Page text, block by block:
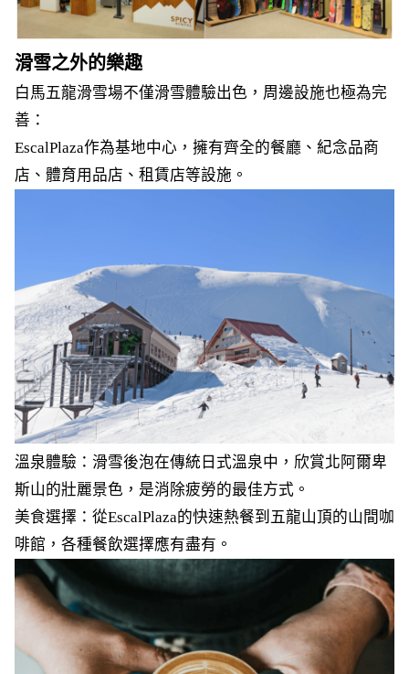
滑雪之外的樂趣
白馬五龍滑雪場不僅滑雪體驗出色，周邊設施也極為完
善：
EscalPlaza作為基地中心，擁有齊全的餐廳、紀念品商
店、體育用品店、租賃店等設施。
溫泉體驗：滑雪後泡在傳統日式溫泉中，欣賞北阿爾卑
斯山的壯麗景色，是消除疲勞的最佳方式。
美食選擇：從EscalPlaza的快速熱餐到五龍山頂的山間咖
啡館，各種餐飲選擇應有盡有。